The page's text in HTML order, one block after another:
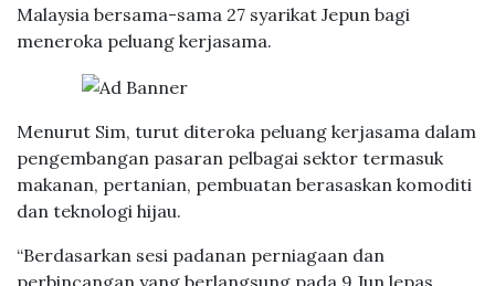
Malaysia bersama-sama 27 syarikat Jepun bagi
meneroka peluang kerjasama.
Menurut Sim, turut diteroka peluang kerjasama dalam
pengembangan pasaran pelbagai sektor termasuk
makanan, pertanian, pembuatan berasaskan komoditi
dan teknologi hijau.
“Berdasarkan sesi padanan perniagaan dan
perbincangan yang berlangsung pada 9 Jun lepas,